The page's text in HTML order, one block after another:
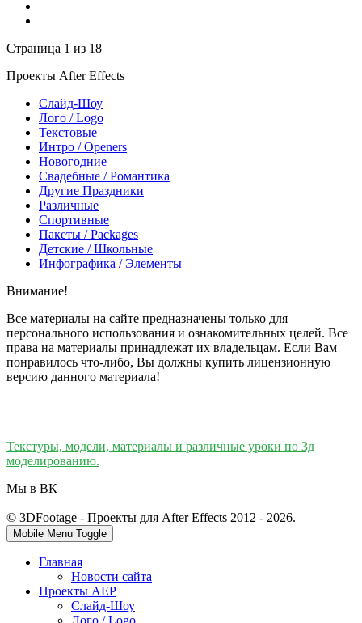
Страница 1 из 18
Проекты After Effects
Слайд-Шоу
Лого / Logo
Текстовые
Интро / Openers
Новогодние
Свадебные / Романтика
Другие Праздники
Различные
Спортивные
Пакеты / Packages
Детские / Школьные
Инфографика / Элементы
Внимание!
Все материалы на сайте предназначены только для
персонального использования и ознакомительных целей. Все
права на материалы принадлежат их владельцам. Если Вам
понравилось что-либо, Вы должны купить лицензионную
версию данного материала!
Текстуры, модели, материалы и различные уроки по 3д
моделированию.
Мы в ВК
© 3DFootage - Проекты для After Effects 2012 - 2026.
Mobile Menu Toggle
Главная
Новости сайта
Проекты AEP
Слайд-Шоу